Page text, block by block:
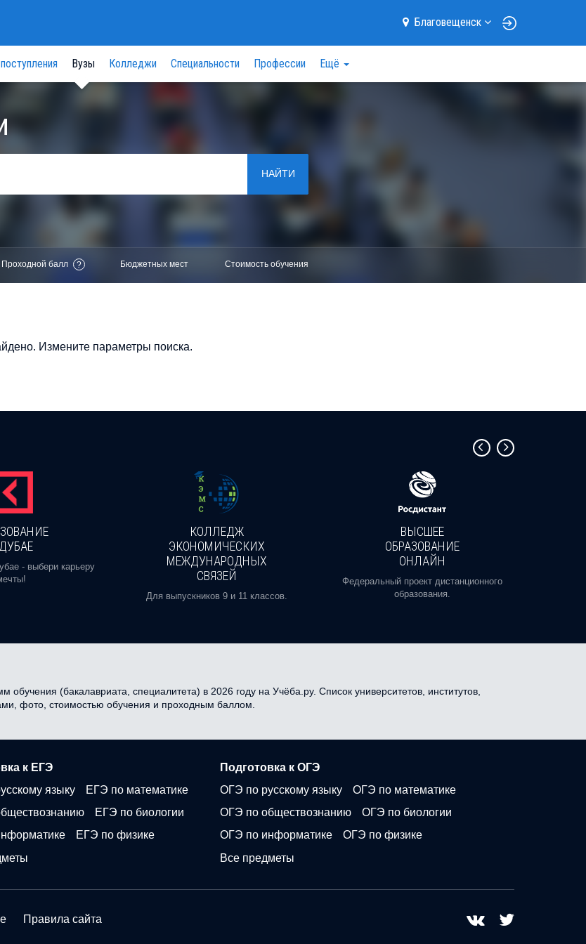
Благовещенск
Вузы Колледжи Специальности Профессии Ещё
НАЙТИ
Проходной балл ? Бюджетных мест Стоимость обучения
Измените параметры поиска.
- выбери карьеру
КОЛЛЕДЖ
ЭКОНОМИЧЕСКИХ
МЕЖДУНАРОДНЫХ
СВЯЗЕЙ
Для выпускников 9 и 11 классов.
ВЫСШЕЕ
ОБРАЗОВАНИЕ
ОНЛАЙН
Федеральный проект дистанционного
образования.
(бакалавриата, специалитета) в 2026 году на Учёба.ру. Список университетов, институтов,
фото, стоимостью обучения и проходным баллом.
к ЕГЭ
языку
ЕГЭ по математике
ЕГЭ по биологии
ЕГЭ по физике
Подготовка к ОГЭ
ОГЭ по русскому языку
ОГЭ по математике
ОГЭ по обществознанию
ОГЭ по биологии
ОГЭ по информатике
ОГЭ по физике
Все предметы
Правила сайта